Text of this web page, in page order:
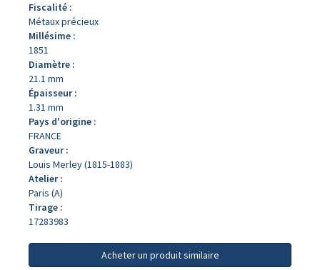
Fiscalité :
Métaux précieux
Millésime :
1851
Diamètre :
21.1 mm
Épaisseur :
1.31 mm
Pays d'origine :
FRANCE
Graveur :
Louis Merley (1815-1883)
Atelier :
Paris (A)
Tirage :
17283983
Acheter un produit similaire